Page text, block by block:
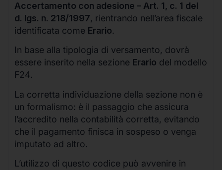
Accertamento con adesione – Art. 1, c. 1 del
d. lgs. n. 218/1997, rientrando nell’area fiscale
identificata come Erario.
In base alla tipologia di versamento, dovrà
essere inserito nella sezione Erario del modello
F24.
La corretta individuazione della sezione non è
un formalismo: è il passaggio che assicura
l’accredito nella contabilità corretta, evitando
che il pagamento finisca in sospeso o venga
imputato ad altro.
L’utilizzo di questo codice può avvenire in